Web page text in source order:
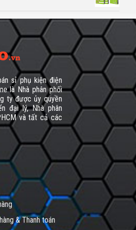
sỉ phụ kiện điện
là Nhà phân phối
ty được ủy quyền
đại lý, Nhà phân
và tất cả các
& Thanh toán